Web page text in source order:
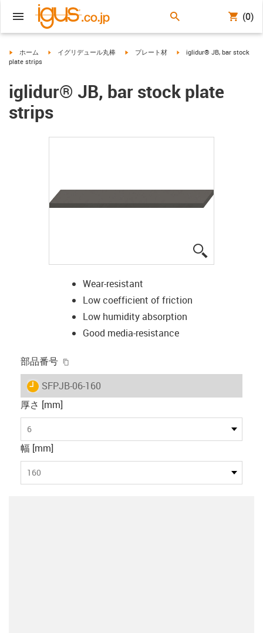
(0)
igus-icon-arrow-right
ホーム igus-icon-arrow-right
イグリデュール丸棒 igus-icon-arrow-right
プレート材 igus-icon-arrow-right
iglidur® JB, bar stock
plate strips
iglidur® JB, bar stock plate
strips
Wear-resistant
Low coefficient of friction
Low humidity absorption
Good media-resistance
部品番号
igus-icon-lieferzeit
SFPJB-06-160
厚さ [mm]
6
幅 [mm]
160